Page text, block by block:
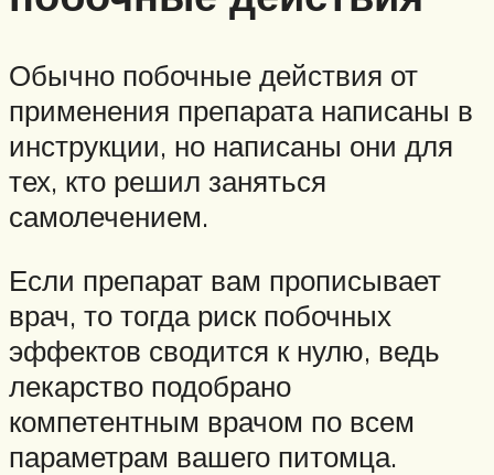
Обычно побочные действия от
применения препарата написаны в
инструкции, но написаны они для
тех, кто решил заняться
самолечением.
Если препарат вам прописывает
врач, то тогда риск побочных
эффектов сводится к нулю, ведь
лекарство подобрано
компетентным врачом по всем
параметрам вашего питомца.